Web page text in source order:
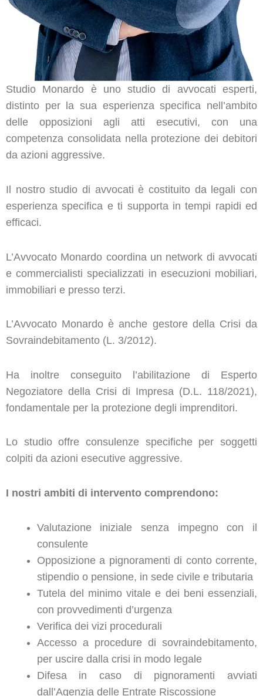
Studio Monardo è uno studio di avvocati esperti,
distinto per la sua esperienza specifica nell’ambito
delle opposizioni agli atti esecutivi, con una
competenza consolidata nella protezione dei debitori
da azioni aggressive.
Il nostro studio di avvocati è costituito da legali con
esperienza specifica e ti supporta in tempi rapidi ed
efficaci.
L’Avvocato Monardo coordina un network di avvocati
e commercialisti specializzati in esecuzioni mobiliari,
immobiliari e presso terzi.
L’Avvocato Monardo è anche gestore della Crisi da
Sovraindebitamento (L. 3/2012).
Ha inoltre conseguito l’abilitazione di Esperto
Negoziatore della Crisi di Impresa (D.L. 118/2021),
fondamentale per la protezione degli imprenditori.
Lo studio offre consulenze specifiche per soggetti
colpiti da azioni esecutive aggressive.
I nostri ambiti di intervento comprendono:
Valutazione iniziale senza impegno con il
consulente
Opposizione a pignoramenti di conto corrente,
stipendio o pensione, in sede civile e tributaria
Tutela del minimo vitale e dei beni essenziali,
con provvedimenti d’urgenza
Verifica dei vizi procedurali
Accesso a procedure di sovraindebitamento,
per uscire dalla crisi in modo legale
Difesa in caso di pignoramenti avviati
dall’Agenzia delle Entrate Riscossione